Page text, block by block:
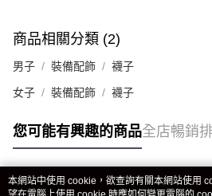
商品相關分類 (2)
男子 裝備配飾 襪子
女子 裝備配飾 襪子
您可能有興趣的商品全店暢銷
熱門標籤
本網站中使用 cookie，欲查詢有關本網站使用